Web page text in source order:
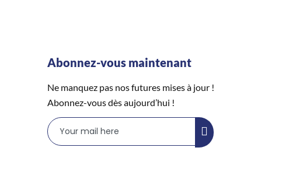
Abonnez-vous maintenant
Ne manquez pas nos futures mises à jour !
Abonnez-vous dès aujourd’hui !